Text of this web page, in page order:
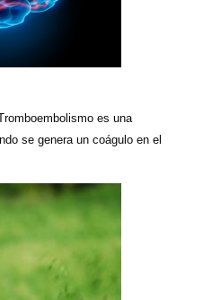
es una
se genera un coágulo en el